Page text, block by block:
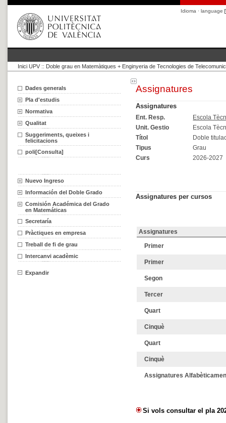
Idioma · language
Inici UPV :: Doble grau en Matemàtiques + Enginyeria de Tecnologies de
Dades generals
Pla d'estudis
Normativa
Qualitat
Suggeriments, queixes i
felicitacions
poli[Consulta]
Nuevo Ingreso
Información del Doble Grado
Comisión Académica del Grado
en Matemáticas
Secretaría
Pràctiques en empresa
Treball de fi de grau
Intercanvi acadèmic
Expandir